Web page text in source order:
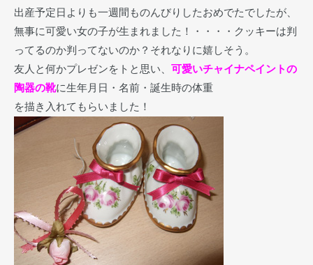
出産予定日よりも一週間ものんびりしたおめでたでしたが、
無事に可愛い女の子が生まれました！・・・・クッキーは判
ってるのか判ってないのか？それなりに嬉しそう。
友人と何かプレゼンをトと思い、 可愛いチャイナペイントの
陶器の靴に生年月日・名前・誕生時の体重
を描き入れてもらいました！